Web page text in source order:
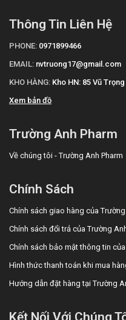
Thông Tin Liên Hệ
PHONE: 0971899466
EMAIL: nvtruong17@gmail.com
KHO HÀNG: Kho HN: 85 Vũ
Xem bản đồ
Trường Anh Pharm
Về chúng tôi - Trường Anh Pharm
Chính Sách
Chính sách giao hàng của
Chính sách đổi trả của Trường
Chính sách bảo mật thông tin
Hình thức thanh toán khi mua
Hướng dẫn đặt hàng tại Trường
Kết Nối Với Chúng